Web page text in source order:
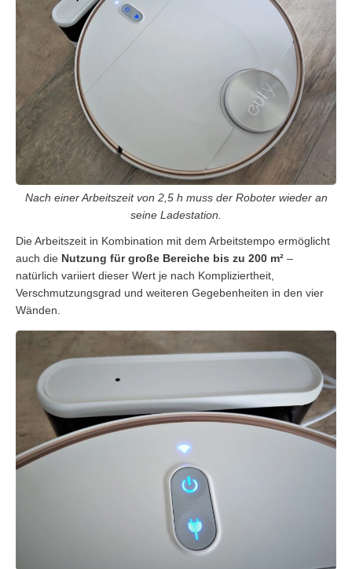
Nach einer Arbeitszeit von 2,5 h muss der Roboter wieder an
seine Ladestation.
Die Arbeitszeit in Kombination mit dem Arbeitstempo ermöglicht
auch die Nutzung für große Bereiche bis zu 200 m² –
natürlich variiert dieser Wert je nach Kompliziertheit,
Verschmutzungsgrad und weiteren Gegebenheiten in den vier
Wänden.